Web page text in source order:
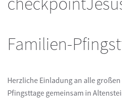
Familien-
Herzliche Einladung an alle
Pfingsttage gemeinsam in